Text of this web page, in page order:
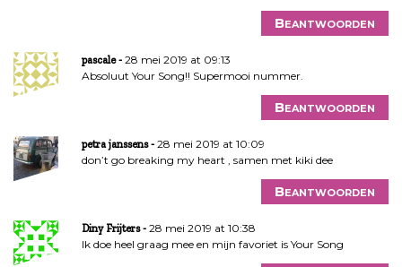
Beantwoorden
pascale
28 mei 2019 at 09:13
Absoluut Your Song!! Supermooi nummer.
Beantwoorden
petra janssens
28 mei 2019 at 10:09
don’t go breaking my heart , samen met kiki dee
Beantwoorden
Diny Frijters
28 mei 2019 at 10:38
Ik doe heel graag mee en mijn favoriet is Your Song